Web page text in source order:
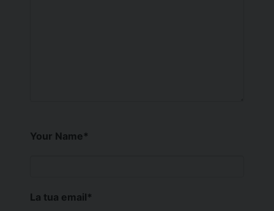
Your Name*
La tua email*